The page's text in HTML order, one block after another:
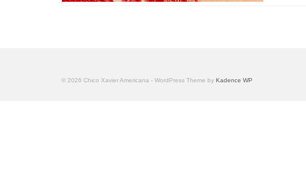
© 2026 Chico Xavier Americana - WordPress Theme by Kadence WP